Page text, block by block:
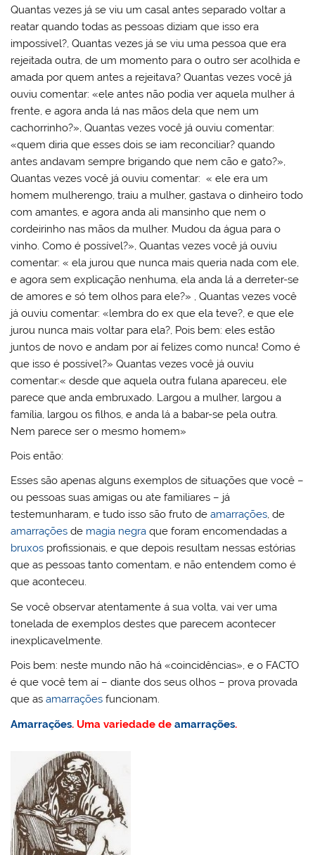
Quantas vezes já se viu um casal antes separado voltar a
reatar quando todas as pessoas diziam que isso era
impossível?, Quantas vezes já se viu uma pessoa que era
rejeitada outra, de um momento para o outro ser acolhida e
amada por quem antes a rejeitava? Quantas vezes você já
ouviu comentar: «ele antes não podia ver aquela mulher á
frente, e agora anda lá nas mãos dela que nem um
cachorrinho?», Quantas vezes você já ouviu comentar:
«quem diria que esses dois se iam reconciliar? quando
antes andavam sempre brigando que nem cão e gato?»,
Quantas vezes você já ouviu comentar: « ele era um
homem mulherengo, traiu a mulher, gastava o dinheiro todo
com amantes, e agora anda ali mansinho que nem o
cordeirinho nas mãos da mulher. Mudou da água para o
vinho. Como é possível?», Quantas vezes você já ouviu
comentar: « ela jurou que nunca mais queria nada com ele,
e agora sem explicação nenhuma, ela anda lá a derreter-se
de amores e só tem olhos para ele?» , Quantas vezes você
já ouviu comentar: «lembra do ex que ela teve?, e que ele
jurou nunca mais voltar para ela?, Pois bem: eles estão
juntos de novo e andam por aí felizes como nunca! Como é
que isso é possível?» Quantas vezes você já ouviu
comentar:« desde que aquela outra fulana apareceu, ele
parece que anda embruxado. Largou a mulher, largou a
família, largou os filhos, e anda lá a babar-se pela outra.
Nem parece ser o mesmo homem»
Pois então:
Esses são apenas alguns exemplos de situações que você –
ou pessoas suas amigas ou ate familiares – já
testemunharam, e tudo isso são fruto deamarrações, de
amarrações de magia negra que foram encomendadas a
bruxos profissionais, e que depois resultam nessas estórias
que as pessoas tanto comentam, e não entendem como é
que aconteceu.
Se você observar atentamente á sua volta, vai ver uma
tonelada de exemplos destes que parecem acontecer
inexplicavelmente.
Pois bem: neste mundo não há «coincidências», e o FACTO
é que você tem aí – diante dos seus olhos – prova provada
que asamarrações funcionam.
Amarrações. Uma variedade deamarrações.